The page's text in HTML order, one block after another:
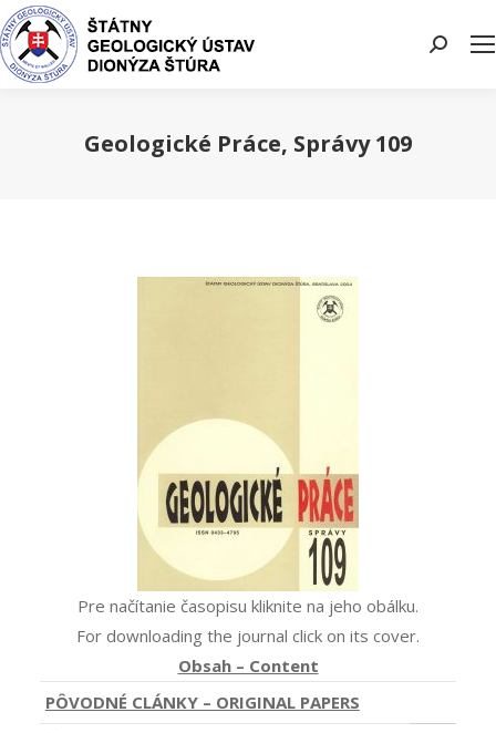
Search:
Geologické Práce, Správy 109
Pre načítanie časopisu kliknite na jeho obálku.
For downloading the journal click on its cover.
Obsah – Content
PÔVODNÉ CLÁNKY – ORIGINAL PAPERS